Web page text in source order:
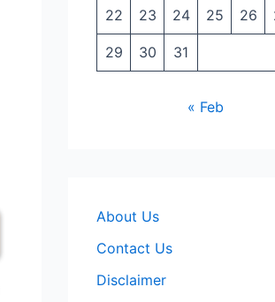
22 23 24 25 26
29 30 31
« Feb
About Us
Contact Us
Disclaimer